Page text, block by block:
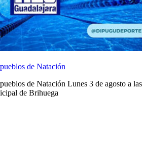
de Natación
de Natación Lunes 3 de agosto a las
de Brihuega